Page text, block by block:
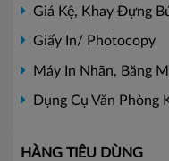
Giá Kệ, Khay Đựng
Giấy In/ Photocopy
Máy In Nhãn, Băng
Dụng Cụ Văn Phòng
HÀNG TIÊU DÙNG